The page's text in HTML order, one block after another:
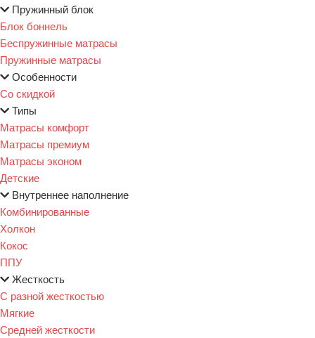
Пружинный блок
Блок боннель
Беспружинные матрасы
Пружинные матрасы
Особенности
Со скидкой
Типы
Матрасы комфорт
Матрасы премиум
Матрасы эконом
Детские
Внутреннее наполнение
Комбинированные
Холкон
Кокос
ППУ
Жесткость
С разной жесткостью
Мягкие
Средней жесткости